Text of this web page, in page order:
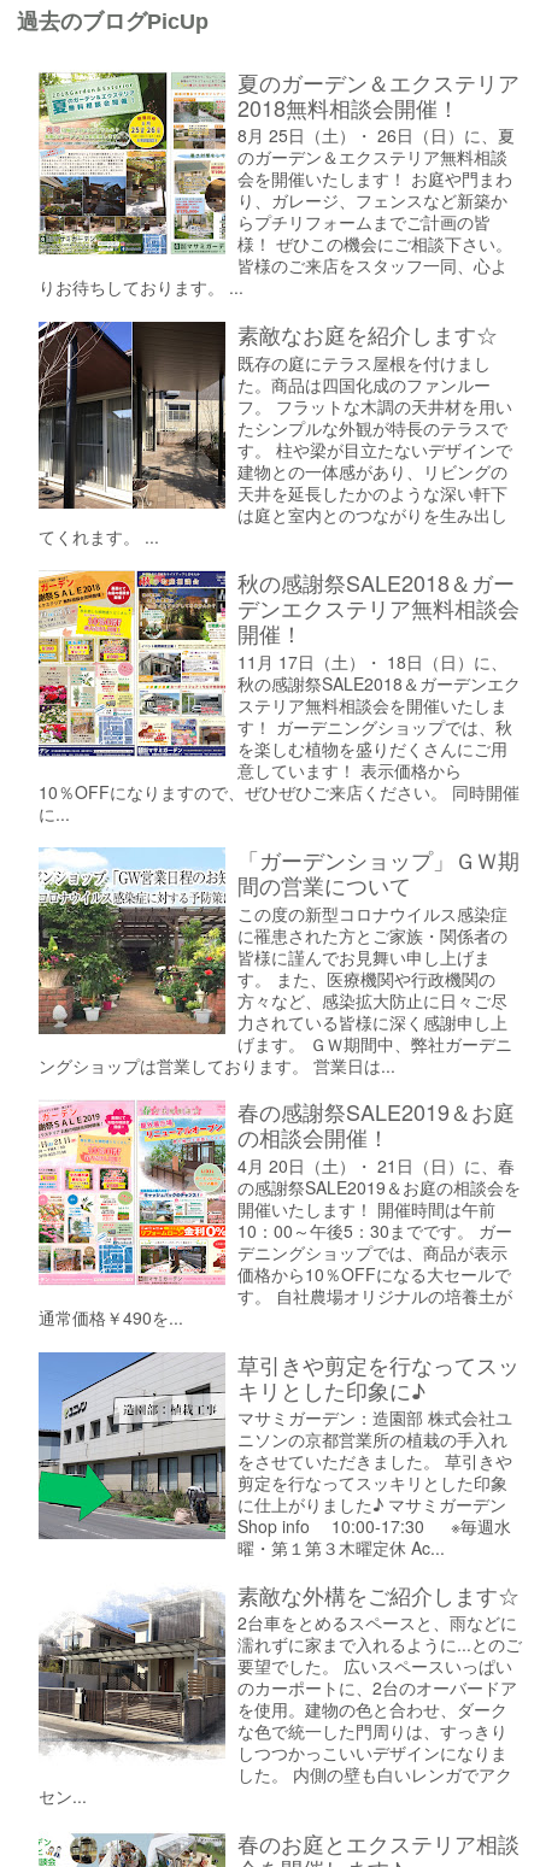
過去のブログPicUp
夏のガーデン＆エクステリア
2018無料相談会開催！
8月 25日（土）・ 26日（日）に、夏
のガーデン＆エクステリア無料相談
会を開催いたします！ お庭や門まわ
り、ガレージ、フェンスなど新築か
らプチリフォームまでご計画の皆
様！ ぜひこの機会にご相談下さい。
皆様のご来店をスタッフ一同、心よ
りお待ちしております。 ...
素敵なお庭を紹介します☆
既存の庭にテラス屋根を付けまし
た。商品は四国化成のファンルー
フ。 フラットな木調の天井材を用い
たシンプルな外観が特長のテラスで
す。 柱や梁が目立たないデザインで
建物との一体感があり、リビングの
天井を延長したかのような深い軒下
は庭と室内とのつながりを生み出し
てくれます。 ...
秋の感謝祭SALE2018＆ガー
デンエクステリア無料相談会
開催！
11月 17日（土）・ 18日（日）に、
秋の感謝祭SALE2018＆ガーデンエク
ステリア無料相談会を開催いたしま
す！ ガーデニングショップでは、秋
を楽しむ植物を盛りだくさんにご用
意しています！ 表示価格から
10％OFFになりますので、ぜひぜひご来店ください。 同時開催
に...
「ガーデンショップ」ＧＷ期
間の営業について
この度の新型コロナウイルス感染症
に罹患された方とご家族・関係者の
皆様に謹んでお見舞い申し上げま
す。 また、医療機関や行政機関の
方々など、感染拡大防止に日々ご尽
力されている皆様に深く感謝申し上
げます。 ＧＷ期間中、弊社ガーデニ
ングショップは営業しております。 営業日は...
春の感謝祭SALE2019＆お庭
の相談会開催！
4月 20日（土）・ 21日（日）に、春
の感謝祭SALE2019＆お庭の相談会を
開催いたします！ 開催時間は午前
10：00～午後5：30までです。 ガー
デニングショップでは、商品が表示
価格から10％OFFになる大セールで
す。 自社農場オリジナルの培養土が
通常価格￥490を...
草引きや剪定を行なってスッ
キリとした印象に♪
マサミガーデン：造園部 株式会社ユ
ニソンの京都営業所の植栽の手入れ
をさせていただきました。 草引きや
剪定を行なってスッキリとした印象
に仕上がりました♪ マサミガーデン
Shop info 10:00-17:30 ※毎週水
曜・第１第３木曜定休 Ac...
素敵な外構をご紹介します☆
2台車をとめるスペースと、雨などに
濡れずに家まで入れるように...とのご
要望でした。 広いスペースいっぱい
のカーポートに、2台のオーバードア
を使用。建物の色と合わせ、ダーク
な色で統一した門周りは、すっきり
しつつかっこいいデザインになりま
した。 内側の壁も白いレンガでアク
セン...
春のお庭とエクステリア相談